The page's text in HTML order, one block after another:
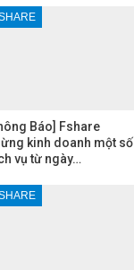
Báo] Fshare
kinh doanh một số
vụ từ ngày…